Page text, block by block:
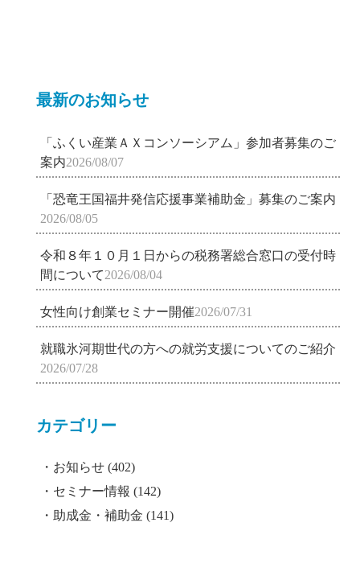
最新のお知らせ
「ふくい産業ＡＸコンソーシアム」参加者募集のご
案内2026/08/07
「恐竜王国福井発信応援事業補助金」募集のご案内
2026/08/05
令和８年１０月１日からの税務署総合窓口の受付時
間について2026/08/04
女性向け創業セミナー開催2026/07/31
就職氷河期世代の方への就労支援についてのご紹介
2026/07/28
カテゴリー
お知らせ (402)
セミナー情報 (142)
助成金・補助金 (141)